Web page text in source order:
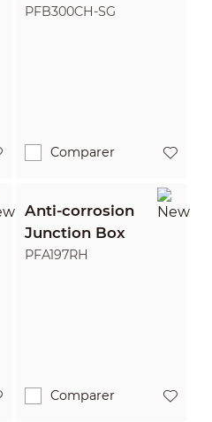
Bracket
PFB300CH-SG
Comparer
Anti-corrosion
Junction Box
PFA197RH
Comparer